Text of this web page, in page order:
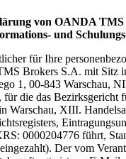
von OANDA
und
für Ihre
Brokers S.A. mit Sitz
1, 00-843 Warschau,
für die das Bezirksgericht
Warschau, XIII.
0000204776 führt,
Der vom